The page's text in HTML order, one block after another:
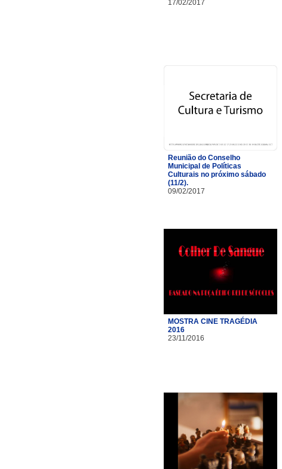
17/02/2017
Reunião do Conselho
Municipal de Políticas
Culturais no próximo sábado
(11/2).
09/02/2017
MOSTRA CINE TRAGÉDIA
2016
23/11/2016